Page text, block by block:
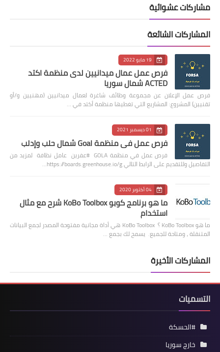
مشاركات عشوائية
المشاركات الشائعة
19 مايو 2022
فرص عمل عمال ميدانيين لدى منظمة اكتد
ACTED شمال سوريا
فرص عمل الإعلان عن مجموعة وظائف شاغرة لعمال ميدانيين (مهنيين و/أو
تقنيين) المشروع: المشاريع التي تغطيها منظمة أكتد في …
01 ديسمبر 2021
فرص عمل في منظمة Goal شمال حلب وإدلب
فرص عمل في منظمة GOLA #عفرين عامل نظافة لمزيد من
التفاصيل وللتقديم على الرابط التالي https://boards.greenhouse.io/g…
04 أكتوبر 2020
ما هو برنامج كوبو KoBo Toolbox شرح مع مثال
استخدام
ما هو KoBo Toolbox ؟ KoBo Toolbox هي أداة مجانية مفتوحة المصدر لجمع البيانات
المتنقلة ، ومتاحة للجميع. يسمح لك بجمع …
المشاركات الأخيرة
التسميات
#الحسكة
خارج سوريا